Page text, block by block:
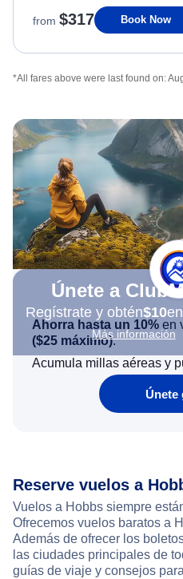
from $317 Book Now
*All fares above were last found on:
Únete a
Regístrate y obtén$10
Más información
Ahorra hasta un 10% en
($25 máximo).
Acumula millas aéreas y
Únete
Reserve vuelos a
Vuelos a Hobbs siempre
Ofrecemos vuelos baratos a
Además de ofrecer los
las ciudades principales de
guías de viaje y consejos